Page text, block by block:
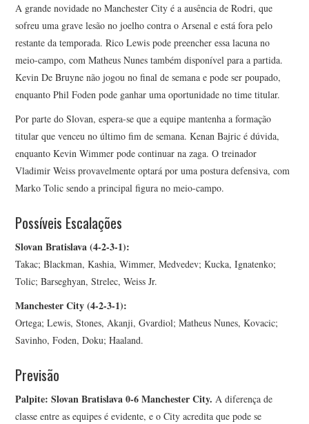
A grande novidade no Manchester City é a ausência de Rodri, que
sofreu uma grave lesão no joelho contra o Arsenal e está fora pelo
restante da temporada. Rico Lewis pode preencher essa lacuna no
meio-campo, com Matheus Nunes também disponível para a partida.
Kevin De Bruyne não jogou no final de semana e pode ser poupado,
enquanto Phil Foden pode ganhar uma oportunidade no time titular.
Por parte do Slovan, espera-se que a equipe mantenha a formação
titular que venceu no último fim de semana. Kenan Bajric é dúvida,
enquanto Kevin Wimmer pode continuar na zaga. O treinador
Vladimir Weiss provavelmente optará por uma postura defensiva, com
Marko Tolic sendo a principal figura no meio-campo.
Possíveis Escalações
Slovan Bratislava (4-2-3-1):
Takac; Blackman, Kashia, Wimmer, Medvedev; Kucka, Ignatenko;
Tolic; Barseghyan, Strelec, Weiss Jr.
Manchester City (4-2-3-1):
Ortega; Lewis, Stones, Akanji, Gvardiol; Matheus Nunes, Kovacic;
Savinho, Foden, Doku; Haaland.
Previsão
Palpite: Slovan Bratislava 0-6 Manchester City. A diferença de
classe entre as equipes é evidente, e o City acredita que pode se